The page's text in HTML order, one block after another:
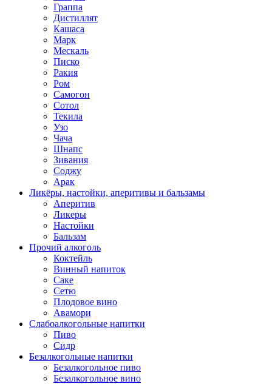
Граппа
Дистиллят
Кашаса
Марк
Мескаль
Писко
Ракия
Ром
Самогон
Сотол
Текила
Узо
Чача
Шнапс
Зивания
Соджу
Арак
Ликёры, настойки, аперитивы и бальзамы
Аперитив
Ликеры
Настойки
Бальзам
Прочий алкоголь
Коктейль
Винный напиток
Саке
Сетю
Плодовое вино
Авамори
Слабоалкогольные напитки
Пиво
Сидр
Безалкогольные напитки
Безалкогольное пиво
Безалкогольное вино